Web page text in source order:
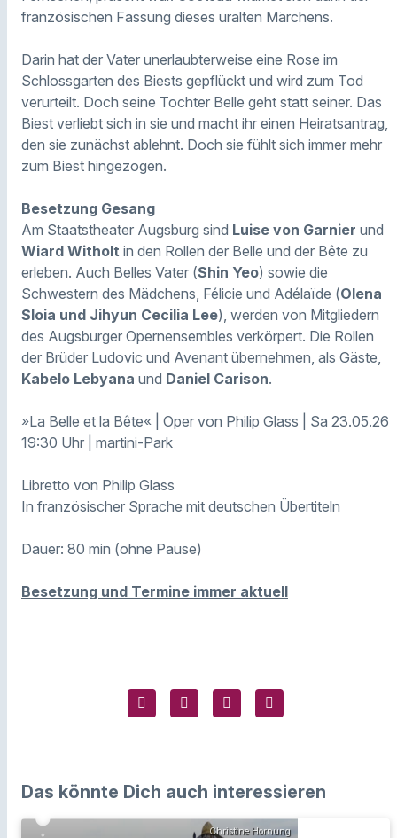
französischen Fassung dieses uralten Märchens.
Darin hat der Vater unerlaubterweise eine Rose im
Schlossgarten des Biests gepflückt und wird zum Tod
verurteilt. Doch seine Tochter Belle geht statt seiner. Das
Biest verliebt sich in sie und macht ihr einen Heiratsantrag,
den sie zunächst ablehnt. Doch sie fühlt sich immer mehr
zum Biest hingezogen.
Besetzung Gesang
Am Staatstheater Augsburg sind Luise von Garnier und
Wiard Witholt in den Rollen der Belle und der Bête zu
erleben. Auch Belles Vater (Shin Yeo) sowie die
Schwestern des Mädchens, Félicie und Adélaïde (Olena
Sloia und Jihyun Cecilia Lee), werden von Mitgliedern
des Augsburger Opernensembles verkörpert. Die Rollen
der Brüder Ludovic und Avenant übernehmen, als Gäste,
Kabelo Lebyana und Daniel Carison.
»La Belle et la Bête« | Oper von Philip Glass | Sa 23.05.26
19:30 Uhr | martini-Park
Libretto von Philip Glass
In französischer Sprache mit deutschen Übertiteln
Dauer: 80 min (ohne Pause)
Besetzung und Termine immer aktuell
Das könnte Dich auch interessieren
Christine Hornung